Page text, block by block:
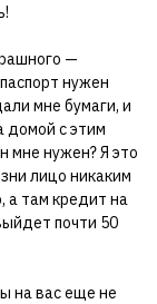
—
нужен
мне бумаги, и
домой с этим
мне нужен? Я это
лицо никаким
а там кредит на
почти 50
на вас еще не